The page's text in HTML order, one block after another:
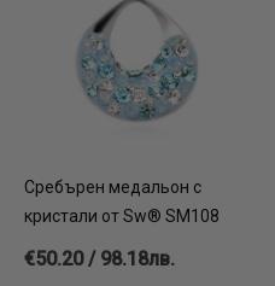
Сребърен медальон с
кристали от Sw® SM108
€50.20 / 98.18лв.